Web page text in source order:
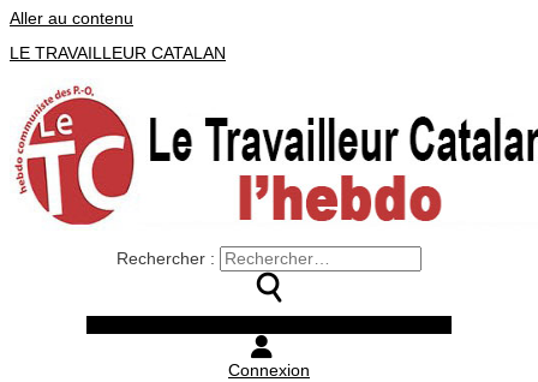
Aller au contenu
LE TRAVAILLEUR CATALAN
Rechercher :
Connexion